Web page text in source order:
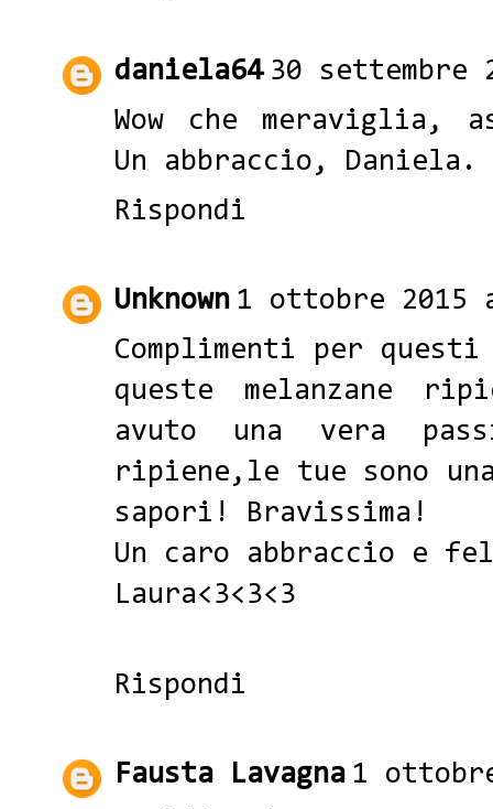
daniela64 30 settembre
Wow che meraviglia,
Un abbraccio, Daniela.
Rispondi
Unknown 1 ottobre 2015
Complimenti per
queste melanzane
avuto una vera
ripiene,le tue sono
sapori! Bravissima!
Un caro abbraccio e
Laura<3<3<3
Rispondi
Fausta Lavagna 1